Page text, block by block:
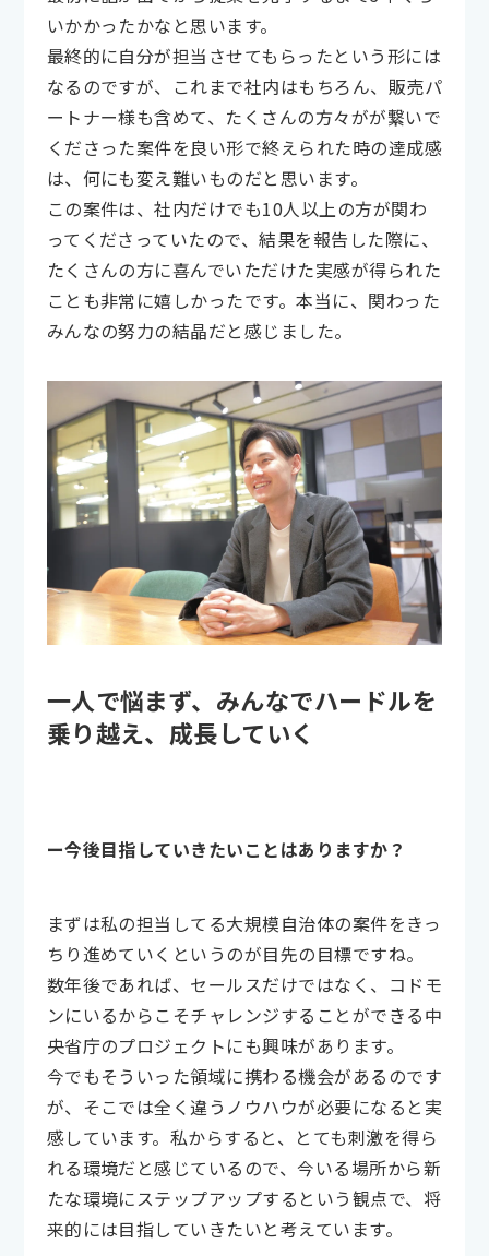
いかかったかなと思います。
最終的に自分が担当させてもらったという形には
なるのですが、これまで社内はもちろん、販売パ
ートナー様も含めて、たくさんの方々がが繋いで
くださった案件を良い形で終えられた時の達成感
は、何にも変え難いものだと思います。
この案件は、社内だけでも10人以上の方が関わ
ってくださっていたので、結果を報告した際に、
たくさんの方に喜んでいただけた実感が得られた
ことも非常に嬉しかったです。本当に、関わった
みんなの努力の結晶だと感じました。
一人で悩まず、みんなでハードルを
乗り越え、成長していく
ー今後目指していきたいことはありますか？
まずは私の担当してる大規模自治体の案件をきっ
ちり進めていくというのが目先の目標ですね。
数年後であれば、セールスだけではなく、コドモ
ンにいるからこそチャレンジすることができる中
央省庁のプロジェクトにも興味があります。
今でもそういった領域に携わる機会があるのです
が、そこでは全く違うノウハウが必要になると実
感しています。私からすると、とても刺激を得ら
れる環境だと感じているので、今いる場所から新
たな環境にステップアップするという観点で、将
来的には目指していきたいと考えています。